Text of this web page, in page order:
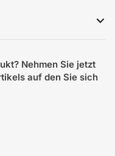
Nehmen Sie jetzt
auf den Sie sich